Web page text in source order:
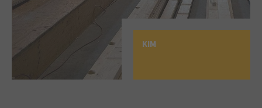
KIM